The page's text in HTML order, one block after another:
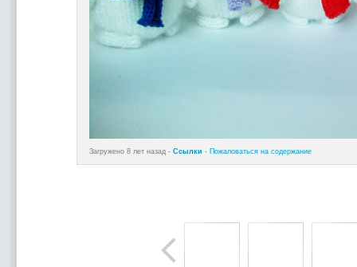
Загружено 8 лет назад - Ссылки - Пожаловаться на содержание